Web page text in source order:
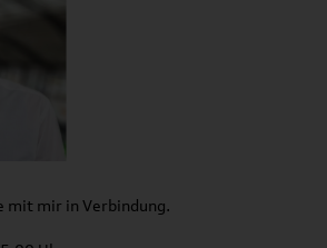
mit mir in Verbindung.